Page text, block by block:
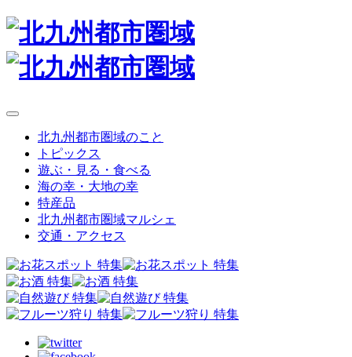
北九州都市圏域のこと
トピックス
遊ぶ・見る・食べる
海の幸・大地の幸
特産品
北九州都市圏域マルシェ
交通・アクセス